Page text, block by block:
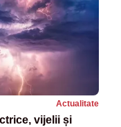
Actualitate
vijelii și